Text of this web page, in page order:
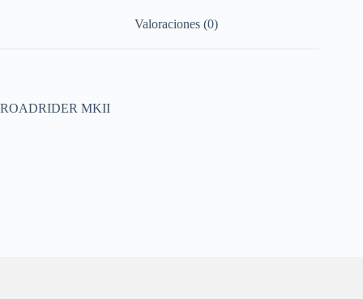
Valoraciones (0)
ROADRIDER MKII